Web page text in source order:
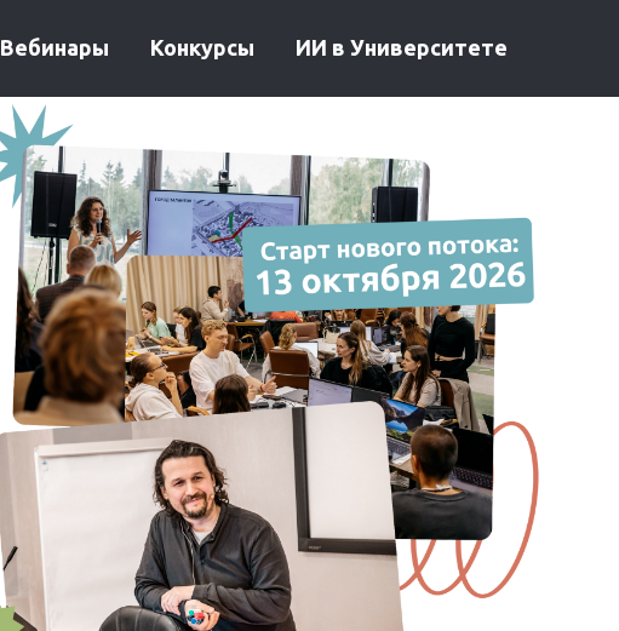
Вебинары Конкурсы ИИ в Университете